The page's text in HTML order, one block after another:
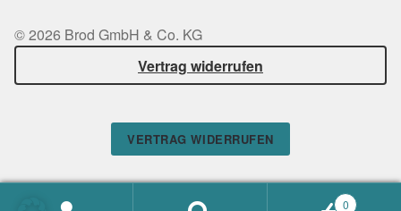
© 2026 Brod GmbH & Co. KG
Vertrag widerrufen
VERTRAG WIDERRUFEN
0